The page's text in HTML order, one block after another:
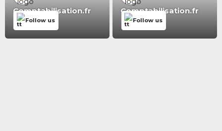
Comptabilisation.fr
Follow us
Comptabilisation.fr
Follow us